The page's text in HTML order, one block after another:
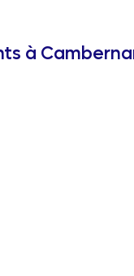
à